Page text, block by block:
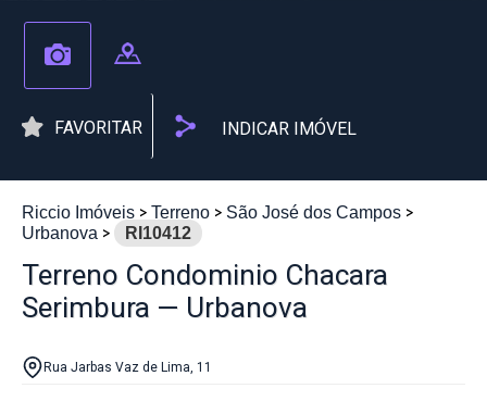
FAVORITAR INDICAR IMÓVEL
Riccio Imóveis Terreno
São José dos Campos
Urbanova
RI10412
Terreno Condominio Chacara
Serimbura — Urbanova
Rua Jarbas Vaz de Lima, 11